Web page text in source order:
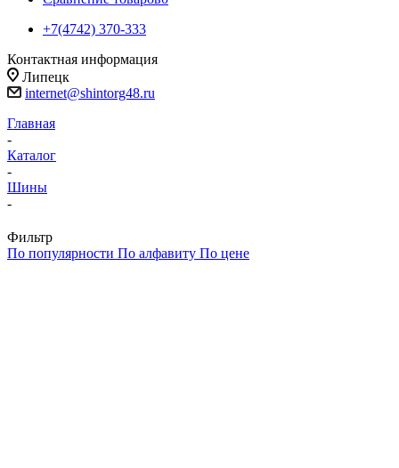
+7(4742) 370-333
Контактная информация
Липецк
internet@shintorg48.ru
Главная
-
Каталог
-
Шины
-
Фильтр
По популярности По алфавиту По цене